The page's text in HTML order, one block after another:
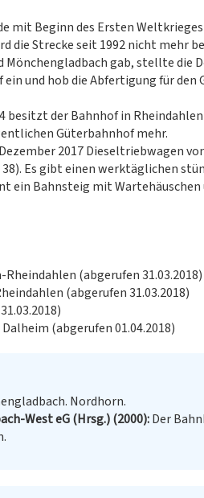
mit Beginn des Ersten
die Strecke seit 1992 nicht mehr
gab, stellte die
und hob die Abfertigung für den
besitzt der Bahnhof in
Güterbahnhof mehr.
2017 Dieseltriebwagen
Es gibt einen werktäglichen
ein Bahnsteig mit
(abgerufen 31.03.2018)
(abgerufen 31.03.2018)
(abgerufen 01.04.2018)
Nordhorn.
West eG (Hrsg.) (2000) Der